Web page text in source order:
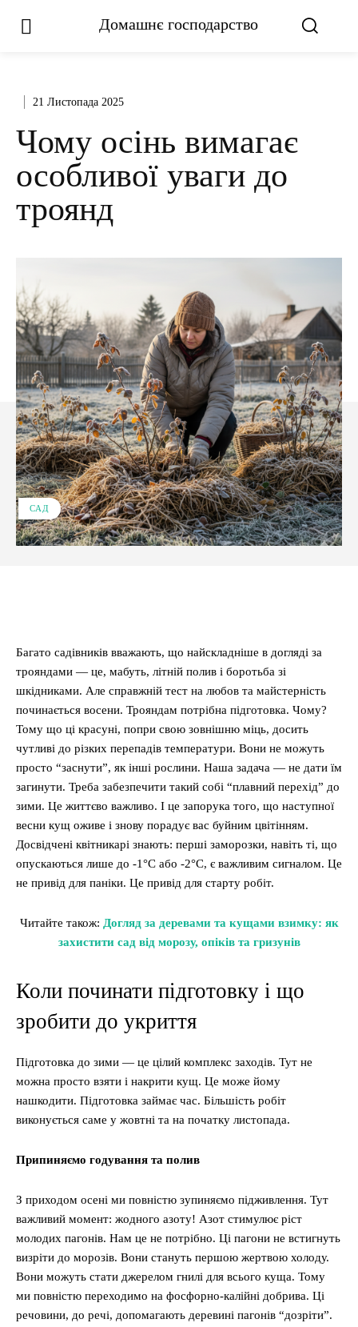
Домашнє господарство
21 Листопада 2025
Чому осінь вимагає
особливої уваги до
троянд
САД
Багато садівників вважають, що найскладніше в догляді за
трояндами — це, мабуть, літній полив і боротьба зі
шкідниками. Але справжній тест на любов та майстерність
починається восени. Трояндам потрібна підготовка. Чому?
Тому що ці красуні, попри свою зовнішню міць, досить
чутливі до різких перепадів температури. Вони не можуть
просто “заснути”, як інші рослини. Наша задача — не дати їм
загинути. Треба забезпечити такий собі “плавний перехід” до
зими. Це життєво важливо. І це запорука того, що наступної
весни кущ оживе і знову порадує вас буйним цвітінням.
Досвідчені квітникарі знають: перші заморозки, навіть ті, що
опускаються лише до -1°C або -2°C, є важливим сигналом. Це
не привід для паніки. Це привід для старту робіт.
Читайте також: Догляд за деревами та кущами взимку: як
захистити сад від морозу, опіків та гризунів
Коли починати підготовку і що
зробити до укриття
Підготовка до зими — це цілий комплекс заходів. Тут не
можна просто взяти і накрити кущ. Це може йому
нашкодити. Підготовка займає час. Більшість робіт
виконується саме у жовтні та на початку листопада.
Припиняємо годування та полив
З приходом осені ми повністю зупиняємо підживлення. Тут
важливий момент: жодного азоту! Азот стимулює ріст
молодих пагонів. Нам це не потрібно. Ці пагони не встигнуть
визріти до морозів. Вони стануть першою жертвою холоду.
Вони можуть стати джерелом гнилі для всього куща. Тому
ми повністю переходимо на фосфорно-калійні добрива. Ці
речовини, до речі, допомагають деревині пагонів “дозріти”.